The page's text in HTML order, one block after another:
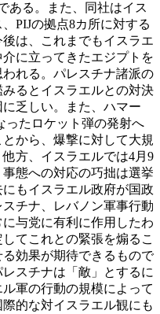
ある。また、同社はイス
PIJの拠点8カ所に対する
は、これまでもイスラエ
に立ってきたエジプトを
れる。パレスチナ諸派の
るとイスラエルとの対決
乏しい。また、ハマー
ったロケット弾の発射へ
から、爆撃に対して大規
方、イスラエルでは4月9
態への対応の巧拙は選挙
もイスラエル政府が国政
チナ、レバノン軍事行動
与党に有利に作用したわ
てこれとの緊張を煽るこ
効果が期待できるもので
スチナは「敵」とするに
軍の行動の規模によって
的な対イスラエル観にも